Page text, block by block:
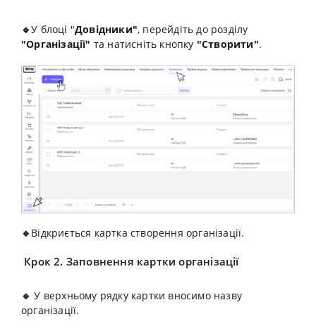
🔹У блоці "Довідники", перейдіть до розділу
"Організації" та натисніть кнопку "Створити".​
🔹 Відкриється картка створення організації.
Крок 2. Заповнення картки організації
🔹 У верхньому рядку картки вносимо назву
організації. ​